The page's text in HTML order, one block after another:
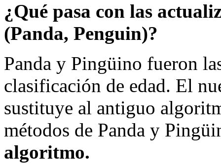
¿Qué pasa con las
(Panda, Penguin)?
Panda y Pingüino fueron
clasificación de edad. El
sustituye al antiguo
métodos de Panda y
algoritmo.